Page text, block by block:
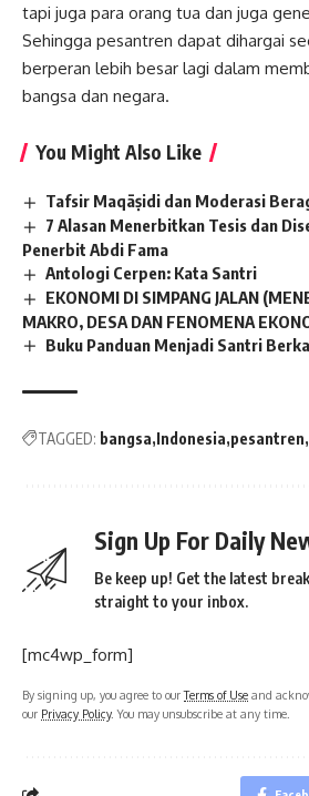
tapi juga para orang tua dan juga
Sehingga pesantren dapat dihargai
berperan lebih besar lagi dalam
bangsa dan negara.
You Might Also Like
Tafsir Maqāṣidi dan Moderasi
7 Alasan Menerbitkan Tesis dan
Penerbit Abdi Fama
Antologi Cerpen: Kata Santri
EKONOMI DI SIMPANG JALAN
MAKRO, DESA DAN FENOMENA
Buku Panduan Menjadi Santri
TAGGED: bangsa Indonesia pesantren
Sign Up For Daily
Be keep up! Get the latest
straight to your inbox.
[mc4wp_form]
By signing up, you agree to ourTerms of Use and
our Privacy Policy. You may unsubscribe at any time.